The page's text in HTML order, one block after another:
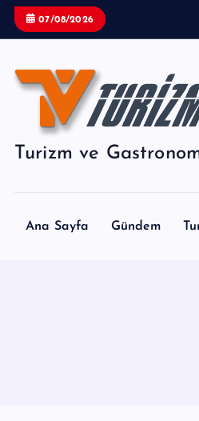
07/08/2026
Turizm ve
Ana Sayfa Gündem